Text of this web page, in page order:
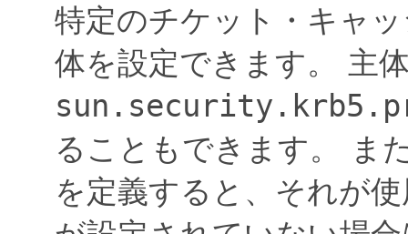
特定のチケット・キャ
体を設定できます。
主
ることもできます。
ま
を定義すると、それが